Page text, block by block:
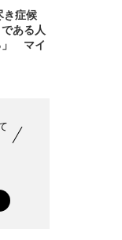
き症候
ある人
」 マイ